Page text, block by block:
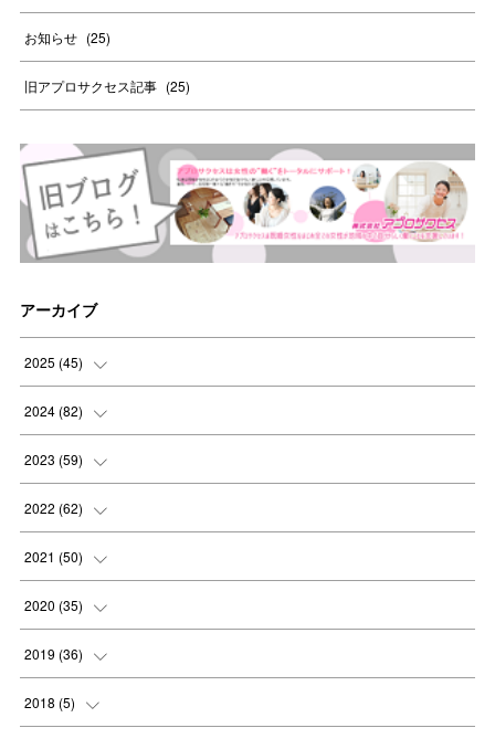
お知らせ (25)
旧アプロサクセス記事 (25)
アーカイブ
2025 (45)
(8
(8
(8
(8
2024 (82)
(9
(8
(8
(8
2023 (59)
(4
(4
(6
(7
2022 (62)
(3
(5
(4
(
2021 (50)
(7
(6
(
2020 (35)
(2
( )
2019 (36)
( )
2018 (5)